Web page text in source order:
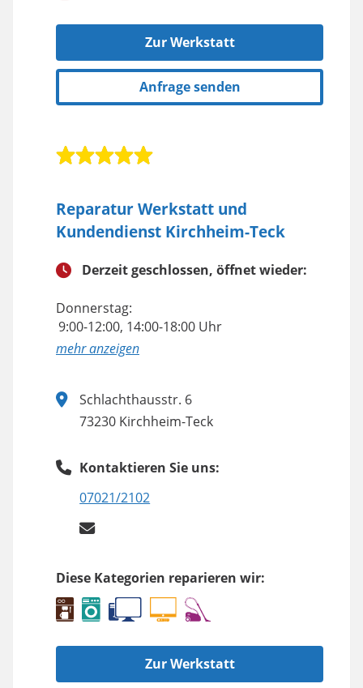
Zur Werkstatt
Anfrage senden
Reparatur Werkstatt und
Kundendienst Kirchheim-Teck
Derzeit geschlossen, öffnet wieder:
Donnerstag:
9:00-12:00, 14:00-18:00 Uhr
anzeigen
Schlachthausstr. 6
73230 Kirchheim-Teck
Kontaktieren Sie uns:
07021/2102
Diese Kategorien reparieren wir:
Zur Werkstatt